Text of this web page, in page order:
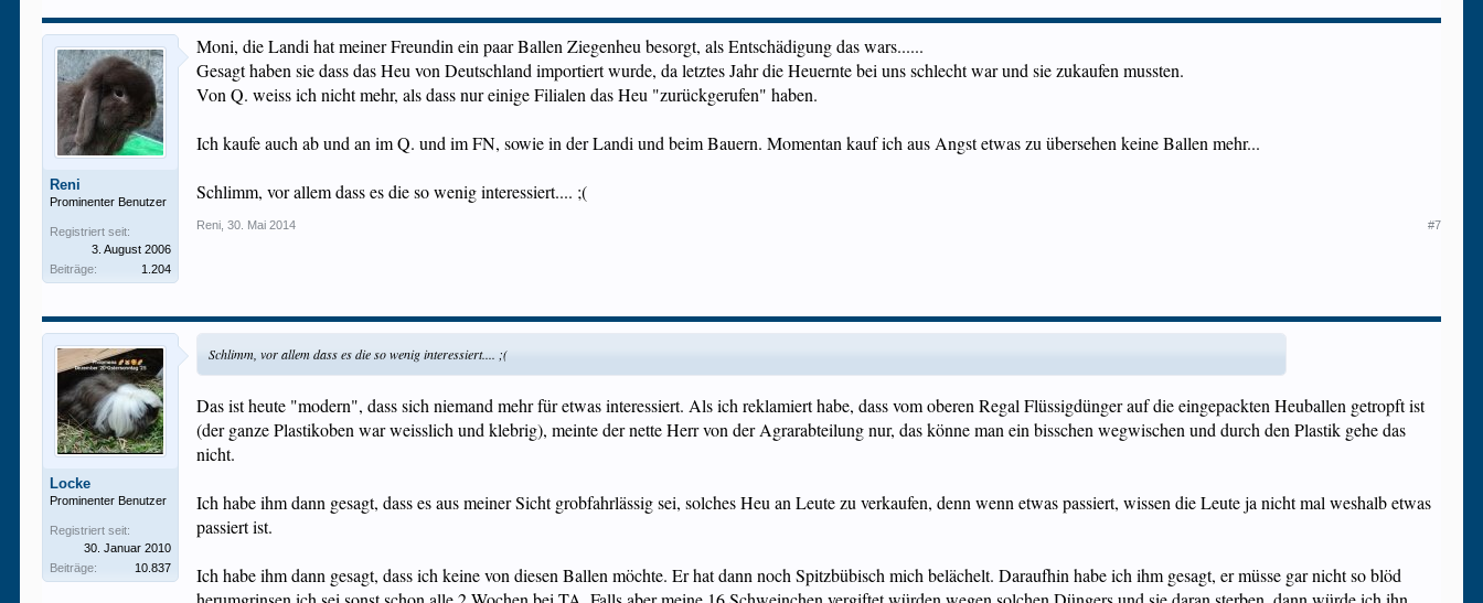
Reni
Prominenter Benutzer
Registriert seit:
3. August 2006
Beiträge:
1.204
Moni, die Landi hat meiner Freundin ein paar Ballen Ziegenheu besorgt, als Entschädigung das wars......
Gesagt haben sie dass das Heu von Deutschland importiert wurde, da letztes Jahr die Heuernte bei uns schlecht war und sie zukaufen mussten.
Von Q. weiss ich nicht mehr, als dass nur einige Filialen das Heu "zurückgerufen" haben.
Ich kaufe auch ab und an im Q. und im FN, sowie in der Landi und beim Bauern. Momentan kauf ich aus Angst etwas zu übersehen keine Ballen mehr...
Schlimm, vor allem dass es die so wenig interessiert.... ;(
Reni 30. Mai 2014 #7
Locke
Prominenter Benutzer
Registriert seit:
30. Januar 2010
Beiträge:
10.837
Schlimm, vor allem dass es die so wenig interessiert.... ;(
Das ist heute "modern", dass sich niemand mehr für etwas interessiert. Als ich reklamiert habe, dass vom oberen Regal Flüssigdünger auf die eingepackten Heuballen getropft ist
(der ganze Plastikoben war weisslich und klebrig), meinte der nette Herr von der Agrarabteilung nur, das könne man ein bisschen wegwischen und durch den Plastik gehe das
nicht.
Ich habe ihm dann gesagt, dass es aus meiner Sicht grobfahrlässig sei, solches Heu an Leute zu verkaufen, denn wenn etwas passiert, wissen die Leute ja nicht mal weshalb etwas
passiert ist.
Ich habe ihm dann gesagt, dass ich keine von diesen Ballen möchte. Er hat dann noch Spitzbübisch mich belächelt. Daraufhin habe ich ihm gesagt, er müsse gar nicht so blöd